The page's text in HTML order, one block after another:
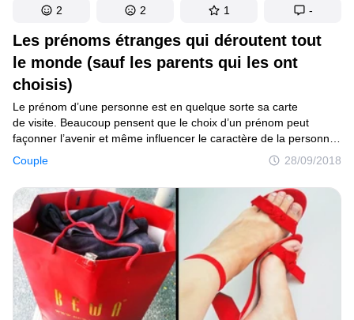
Les prénoms étranges qui déroutent tout
le monde (sauf les parents qui les ont
choisis)
Couple 28/09/2018
Le prénom d’une personne est en quelque sorte sa carte
de visite. Beaucoup pensent que le choix d’un prénom peut
façonner l’avenir et même influencer le caractère de la personne.
Par conséquent, la plupart des parents abordent le choix
du prénom de leurs enfants de manière très responsable,
et certains essaient même de nommer les enfants de façon
originale, afin de les distinguer de tous les autres enfants.
2 2 1 -